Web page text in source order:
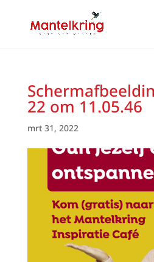
22 om 11.05.46
mrt 31, 2022